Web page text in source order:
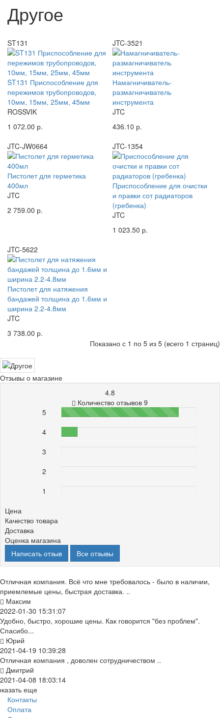
Другое
ST131
ST131 Приспособление для
пережимов трубопроводов,
10мм, 15мм, 25мм, 45мм
ROSSVIK
1 072.00 р.
JTC-3521
Намагничиватель-
размагничиватель
инструмента
JTC
436.10 р.
JTC-JW0664
Пистолет для герметика
400мл
JTC
2 759.00 р.
JTC-1354
Приспособление для очистки
и правки сот радиаторов
(гребенка)
JTC
1 023.50 р.
JTC-5622
Пистолет для натяжения
бандажей толщина до 1.6мм и
ширина 2.2-4.8мм
JTC
3 738.00 р.
Показано с 1 по 5 из 5 (всего 1 страниц)
Отзывы о магазине
4.8
Количество отзывов 9
5
87%
4
3
2
1
Цена
Качество товара
Доставка
Оценка магазина
Написать отзыв
Все отзывы
Отличная компания. Всё что мне требовалось - было в наличии,
приемлемые цены, быстрая доставка. ..
Максим
2022-01-30 15:31:07
Удобно, быстро, хорошие цены. Как говорится "без проблем".
Спасибо...
Юрий
2021-04-19 10:39:28
Отличная компания , доволен сотрудничеством ..
Дмитрий
2021-04-08 18:03:14
еще
Контакты
Оплата